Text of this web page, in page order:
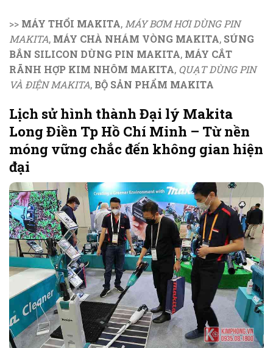
>> MÁY THỔI MAKITA, MÁY BƠM HƠI DÙNG PIN
MAKITA, MÁY CHÀ NHÁM VÒNG MAKITA, SÚNG
BẮN SILICON DÙNG PIN MAKITA, MÁY CẮT
RÃNH HỢP KIM NHÔM MAKITA, QUẠT DÙNG PIN
VÀ ĐIỆN MAKITA, BỘ SẢN PHẨM MAKITA
Lịch sử hình thành Đại lý Makita
Long Điền Tp Hồ Chí Minh – Từ nền
móng vững chắc đến không gian hiện
đại